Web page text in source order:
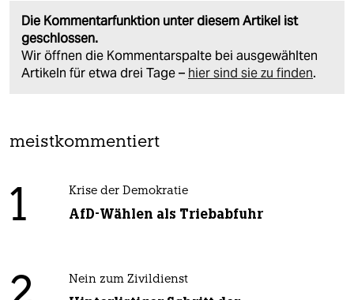
Die Kommentarfunktion unter diesem Artikel ist
geschlossen.
Wir öffnen die Kommentarspalte bei ausgewählten
Artikeln für etwa drei Tage – hier sind sie zu finden.
meistkommentiert
1 Krise der Demokratie
AfD-Wählen als Triebabfuhr
Nein zum Zivildienst